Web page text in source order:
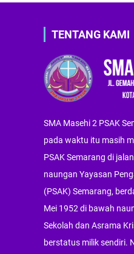
TENTANG KAMI
SMA Masehi 2 PSAK
pada waktu itu masih
PSAK Semarang di
naungan Yayasan
(PSAK) Semarang,
Mei 1952 di bawah
Sekolah dan Asrama
berstatus milik sendiri.